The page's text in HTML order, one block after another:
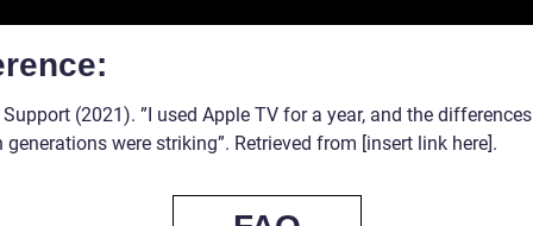
(2021). ”I used Apple TV for a year, and the differences
generations were striking”. Retrieved from [insert link here].